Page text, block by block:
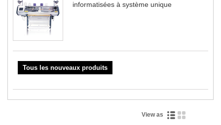
informatisées à système unique
Tous les nouveaux produits
View as